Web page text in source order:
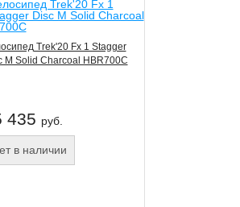
Trek'20 Fx 1 Stagger
M Solid Charcoal HBR700C
435 руб.
в наличии